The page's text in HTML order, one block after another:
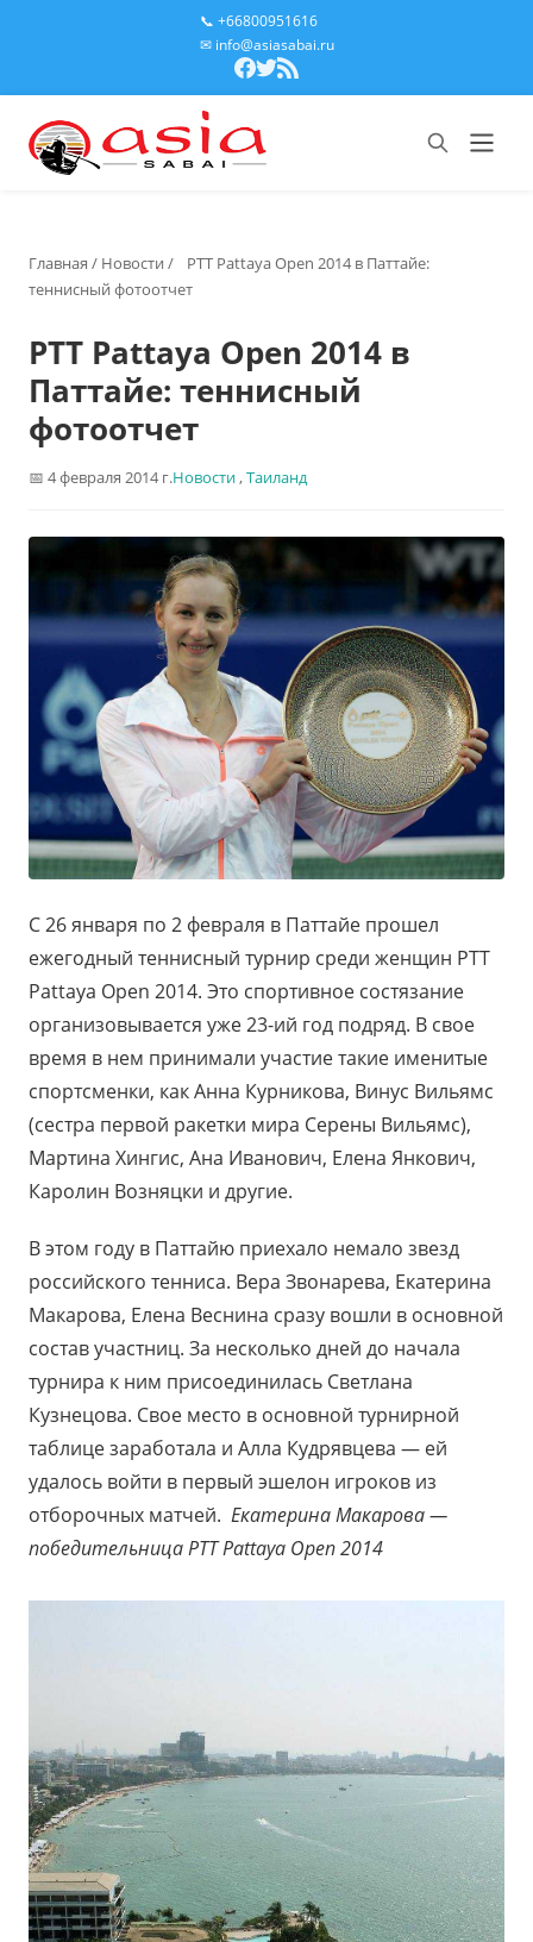
📞 +66800951616
✉ info@asiasabai.ru
Главная / Новости /
PTT Pattaya Open 2014 в Паттайе:
теннисный фотоотчет
PTT Pattaya Open 2014 в
Паттайе: теннисный
фотоотчет
4 февраля 2014 г.Новости,Таиланд
С 26 января по 2 февраля в Паттайе прошел
ежегодный теннисный турнир среди женщин PTT
Pattaya Open 2014. Это спортивное состязание
организовывается уже 23-ий год подряд. В свое
время в нем принимали участие такие именитые
спортсменки, как Анна Курникова, Винус Вильямс
(сестра первой ракетки мира Серены Вильямс),
Мартина Хингис, Ана Иванович, Елена Янкович,
Каролин Возняцки и другие.
В этом году в Паттайю приехало немало звезд
российского тенниса. Вера Звонарева, Екатерина
Макарова, Елена Веснина сразу вошли в основной
состав участниц. За несколько дней до начала
турнира к ним присоединилась Светлана
Кузнецова. Свое место в основной турнирной
таблице заработала и Алла Кудрявцева — ей
удалось войти в первый эшелон игроков из
отборочных матчей. Екатерина Макарова —
победительница PTT Pattaya Open 2014